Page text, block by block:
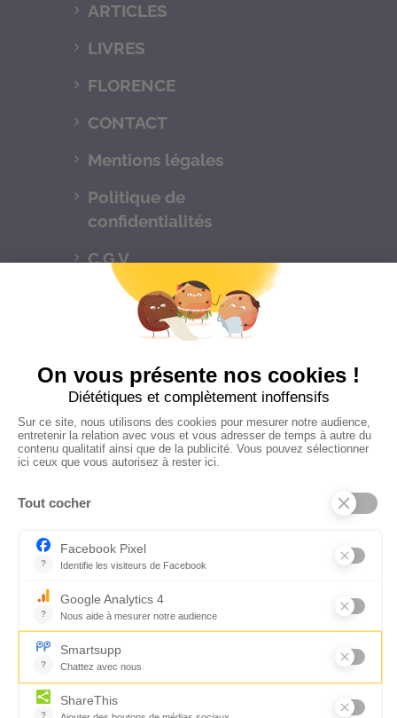
ARTICLES
LIVRES
FLORENCE
CONTACT
Mentions légales
Politique de
confidentialités
C.G.V
Suivez-nous
CONTACTEZ-NOUS
Florence Servan-Schreiber © 2026